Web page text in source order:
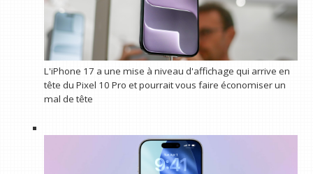
L'iPhone 17 a une mise à niveau d'affichage qui arrive en
tête du Pixel 10 Pro et pourrait vous faire économiser un
mal de tête